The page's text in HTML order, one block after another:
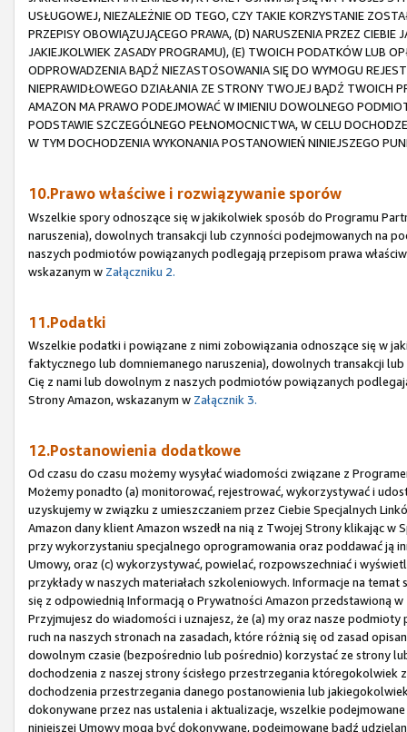
USŁUGOWEJ, NIEZALEŻNIE OD TEGO, CZY TAKIE KORZYSTANIE
PRZEPISY OBOWIĄZUJĄCEGO PRAWA, (D) NARUSZENIA PRZEZ
JAKIEJKOLWIEK ZASADY PROGRAMU), (E) TWOICH PODATKÓW LUB
ODPROWADZENIA BĄDŹ NIEZASTOSOWANIA SIĘ DO WYMOGU
NIEPRAWIDŁOWEGO DZIAŁANIA ZE STRONY TWOJEJ BĄDŹ TWOICH
AMAZON MA PRAWO PODEJMOWAĆ W IMIENIU DOWOLNEGO
PODSTAWIE SZCZEGÓLNEGO PEŁNOMOCNICTWA, W CELU
W TYM DOCHODZENIA WYKONANIA POSTANOWIEŃ NINIEJSZEGO
10.Prawo właściwe i rozwiązywanie sporów
Wszelkie spory odnoszące się w jakikolwiek sposób do Programu
naruszenia), dowolnych transakcji lub czynności podejmowanych na
naszych podmiotów powiązanych podlegają przepisom prawa
wskazanym w Załączniku 2.
11.Podatki
Wszelkie podatki i powiązane z nimi zobowiązania odnoszące się w
faktycznego lub domniemanego naruszenia), dowolnych transakcji
Cię z nami lub dowolnym z naszych podmiotów powiązanych
Strony Amazon, wskazanym w Załącznik 3.
12.Postanowienia dodatkowe
Od czasu do czasu możemy wysyłać wiadomości związane z
Możemy ponadto (a) monitorować, rejestrować, wykorzystywać i
uzyskujemy w związku z umieszczaniem przez Ciebie Specjalnych
Amazon dany klient Amazon wszedł na nią z Twojej Strony klikając
przy wykorzystaniu specjalnego oprogramowania oraz poddawać ją
Umowy, oraz (c) wykorzystywać, powielać, rozpowszechniać i
przykłady w naszych materiałach szkoleniowych. Informacje na
się z odpowiednią Informacją o Prywatności Amazon przedstawioną w
Przyjmujesz do wiadomości i uznajesz, że (a) my oraz nasze
ruch na naszych stronach na zasadach, które różnią się od zasad
dowolnym czasie (bezpośrednio lub pośrednio) korzystać ze strony
dochodzenia z naszej strony ścisłego przestrzegania któregokolwiek
dochodzenia przestrzegania danego postanowienia lub
dokonywane przez nas ustalenia i aktualizacje, wszelkie
niniejszej Umowy mogą być dokonywane, podejmowane bądź